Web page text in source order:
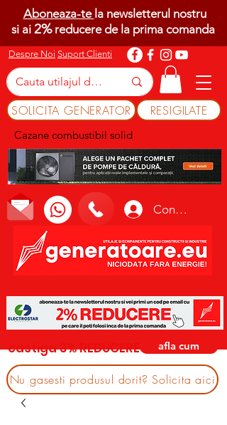
Despre Noi Suport Clienti
SOLICITA GENERATOR RESIGILATE
Cazane combustibil solid
Conectează-te
Aboneaza-te la newsletterul nostru
si ai 2%reducere de la prima comanda
castiga 3% REDUCERE afla cum
Nu gasesti produsul dorit? Solicita aici